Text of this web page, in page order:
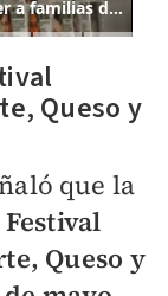
Queso y
que la
Festival
Queso y